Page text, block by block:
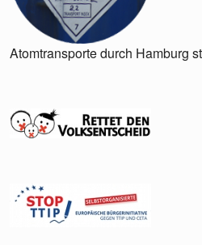
Atomtransporte durch Hamburg